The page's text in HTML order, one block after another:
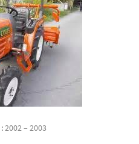
:2002 – 2003